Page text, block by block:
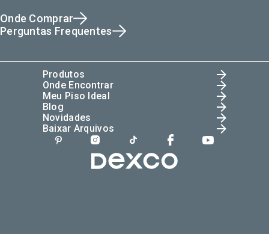
Onde Comprar
Perguntas Frequentes
Produtos
Onde Encontrar
Meu Piso Ideal
Blog
Novidades
Baixar Arquivos